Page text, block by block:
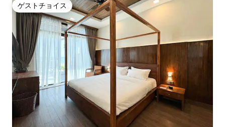
ゲストチョイス
ゲストチョイス